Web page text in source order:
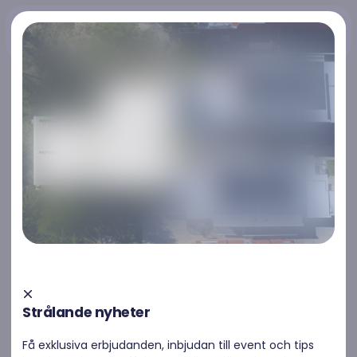
Kontakta oss
Kontakta oss
Raymond erbjuder solceller i Uppsala. Vi hjälper
industrier, fastighetsägare och byggbolag med
Strålande nyheter
Få exklusiva erbjudanden, inbjudan till event och tips